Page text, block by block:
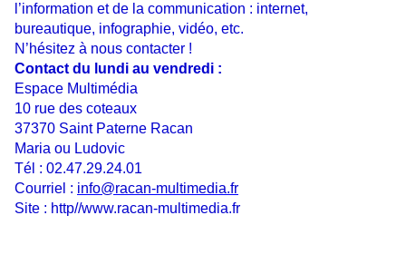
l’information et de la communication : internet,
bureautique, infographie, vidéo, etc.
N’hésitez à nous contacter !
Contact du lundi au vendredi :
Espace Multimédia
10 rue des coteaux
37370 Saint Paterne Racan
Maria ou Ludovic
Tél : 02.47.29.24.01
Courriel : info@racan-multimedia.fr
Site : http//www.racan-multimedia.fr